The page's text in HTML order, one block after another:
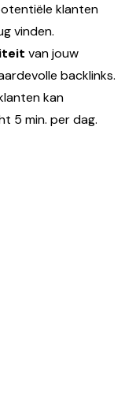
klanten
vinden.
van jouw
backlinks.
kan
5 min. per dag.